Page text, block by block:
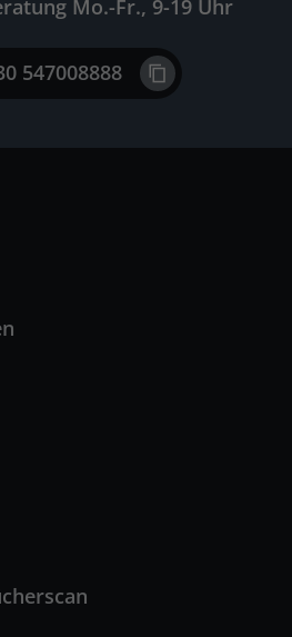
Mo.-Fr., 9-19 Uhr
547008888